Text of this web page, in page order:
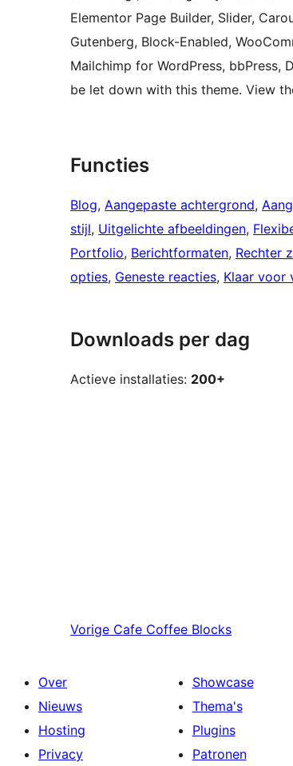
Elementor Page Builder, Slider,
Gutenberg, Block-Enabled,
Mailchimp for WordPress, bbPress,
be let down with this theme. View
Functies
Blog, Aangepaste achtergrond,
stijl, Uitgelichte afbeeldingen,
Portfolio, Berichtformaten, Rechter
opties, Geneste reacties, Klaar voor
Downloads per dag
Actieve installaties: 200+
Vorige Cafe Coffee Blocks
Over
Nieuws
Hosting
Privacy
Showcase
Thema's
Plugins
Patronen